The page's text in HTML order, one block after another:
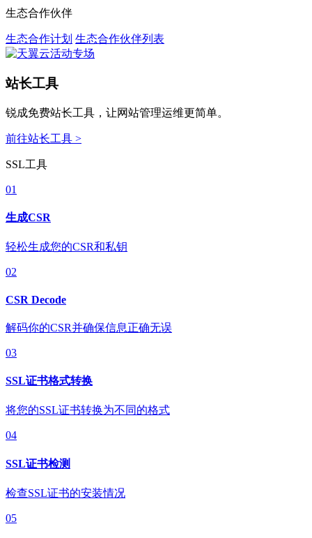
生态合作伙伴
生态合作计划 生态合作伙伴列表
站长工具
锐成免费站长工具，让网站管理运维更简单。
前往站长工具 >
SSL工具
01
生成CSR
轻松生成您的CSR和私钥
02
CSR Decode
解码你的CSR并确保信息正确无误
03
SSL证书格式转换
将您的SSL证书转换为不同的格式
04
SSL证书检测
检查SSL证书的安装情况
05